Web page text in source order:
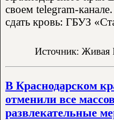
своем telegram-
сдать кровь: ГБУЗ
Источник: Живая
В Краснодарском
отменили все
развлекательные